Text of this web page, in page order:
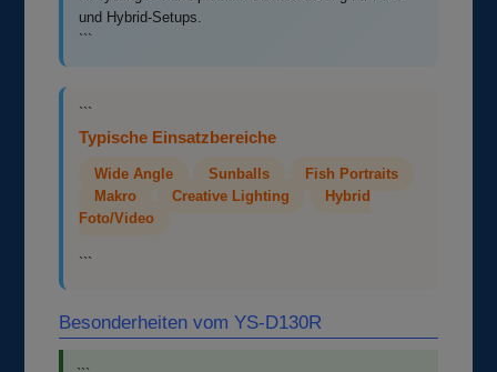
und Hybrid-Setups.
```
```
Typische Einsatzbereiche
Wide Angle Sunballs
Fish Portraits
Makro
Creative Lighting
Hybrid
Foto/Video
```
Besonderheiten vom YS-D130R